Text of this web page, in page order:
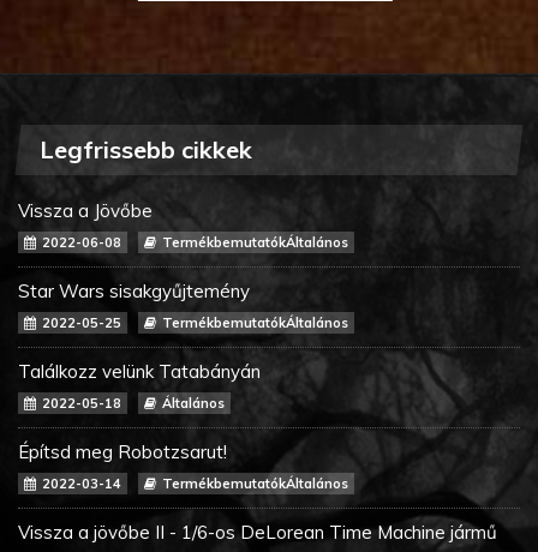
Legfrissebb cikkek
Vissza a Jövőbe
2022-06-08 TermékbemutatókÁltalános
Star Wars sisakgyűjtemény
2022-05-25 TermékbemutatókÁltalános
Találkozz velünk Tatabányán
2022-05-18 Általános
Építsd meg Robotzsarut!
2022-03-14 TermékbemutatókÁltalános
Vissza a jövőbe II - 1/6-os DeLorean Time Machine jármű